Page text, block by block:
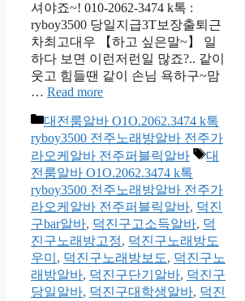
셔야죠~! 010-2062-3474 k톡 :
ryboy3500 당일지급3T보장출퇴근
차최고대우 【하고 싶은말~】 일
하다 보면 이런저런일 많죠?.. 같이
웃고 힘들땐 같이 손님 욕하구~맘
… Read more
카
테
고
리
대전룸알바 O1O.2062.3474 k톡
ryboy3500 전주노래방알바 전주가
라오케알바 전주퍼블릭알바
태
대
전룸알바 O1O.2062.3474 k톡
ryboy3500 전주노래방알바 전주가
라오케알바 전주퍼블릭알바, 덕진
구bar알바, 덕진구고소득알바, 덕
진구노래방고정, 덕진구노래방도
우미 , 덕진구노래방보도, 덕진구노
래방알바, 덕진구단기알바, 덕진구
당일알바, 덕진구대학생알바, 덕진